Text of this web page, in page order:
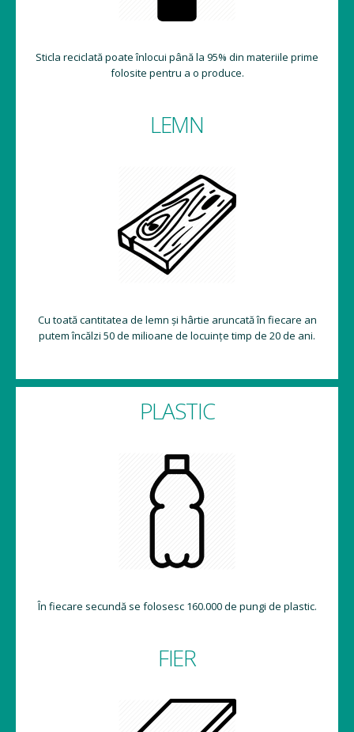
Sticla reciclată poate înlocui până la 95% din materiile prime
folosite pentru a o produce.
LEMN
Cu toată cantitatea de lemn și hârtie aruncată în fiecare an
putem încălzi 50 de milioane de locuințe timp de 20 de ani.
PLASTIC
În fiecare secundă se folosesc 160.000 de pungi de plastic.
FIER